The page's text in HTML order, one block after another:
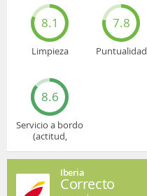
8.1
Limpieza
7.8
Puntualidad
8.6
Servicio a bordo
(actitud,
Iberia
Correcto